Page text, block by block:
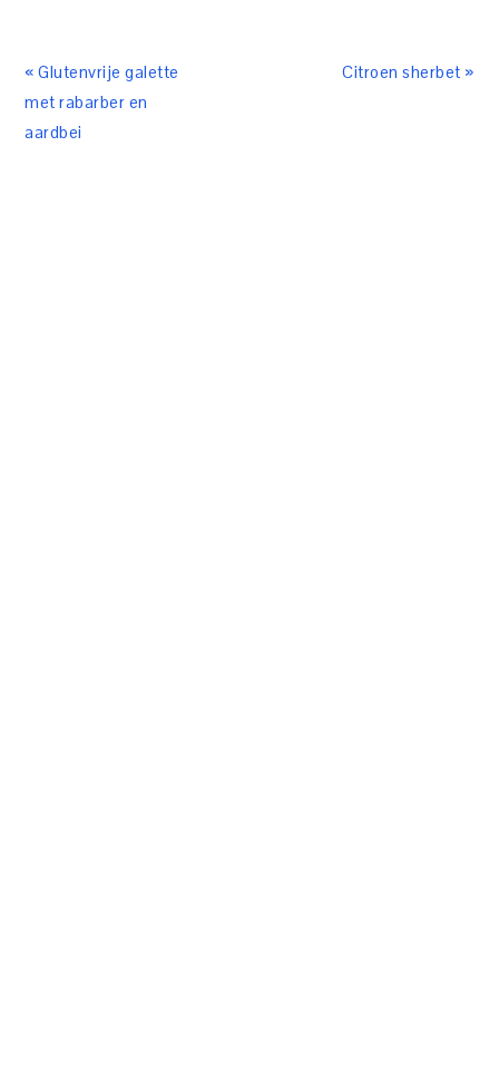
« Glutenvrije galette
met rabarber en
aardbei
Citroen sherbet »